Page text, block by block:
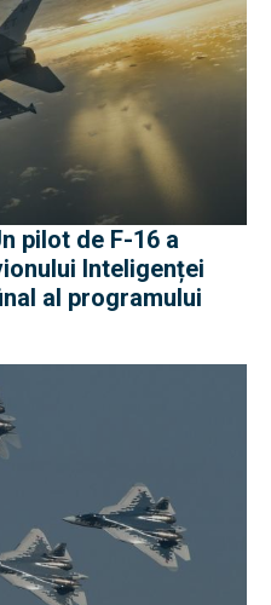
pilot de F-16 a
Inteligenței
al programului